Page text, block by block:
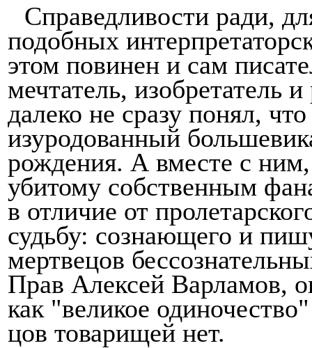
Справедливости ради,
подобных
этом повинен и сам
мечтатель, изобретатель
далеко не сразу понял,
изуродованный
рождения. А вместе с
убитому собственным
в отличие от
судьбу: сознающего и
мертвецов
Прав Алексей Варламов,
как "великое
цов товарищей нет.